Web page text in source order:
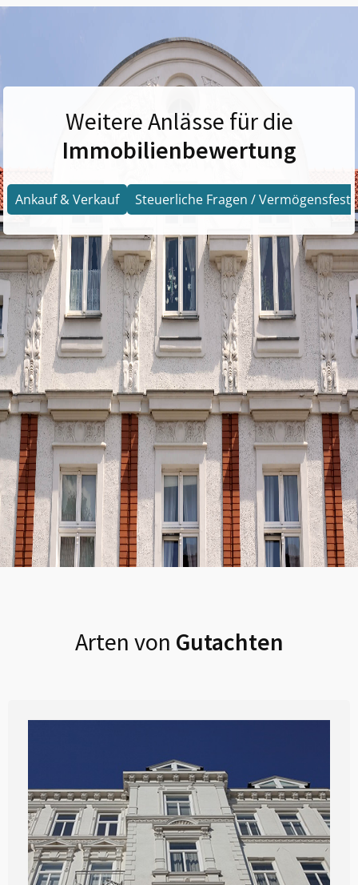
Weitere Anlässe für die
Immobilienbewertung
Ankauf & Verkauf Steuerliche Fragen /
Arten von Gutachten